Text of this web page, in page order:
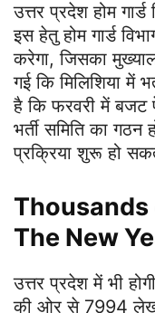
उत्तर प्रदेश होम
इस हेतु होम गार्ड
करेगा, जिसका
गई कि मिलिशिया में
है कि फरवरी में बजट
भर्ती समिति का
प्रक्रिया शुरू हो
Thousands
The New
उत्तर प्रदेश में भी
की ओर से 7994